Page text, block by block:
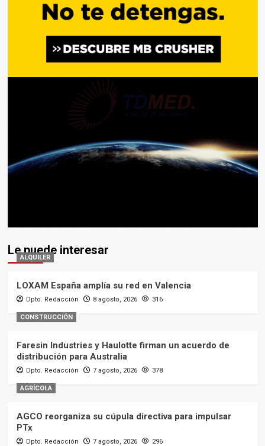
Le puede interesar
ALQUILER
LOXAM España amplía su red en Valencia
Dpto. Redacción 8 agosto, 2026 316
CONSTRUCCIÓN
Faresin Industries y Haulotte firman un acuerdo de
distribución para Australia
Dpto. Redacción 7 agosto, 2026 378
AGRÍCOLA
AGCO reorganiza su cúpula directiva para impulsar
PTx
Dpto. Redacción 7 agosto, 2026 296